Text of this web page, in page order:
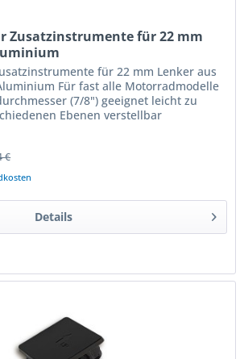
Zusatzinstrumente für 22 mm
für 22 mm Lenker aus
Für fast alle Motorradmodelle
(7/8") geeignet leicht zu
Ebenen verstellbar
€
Details